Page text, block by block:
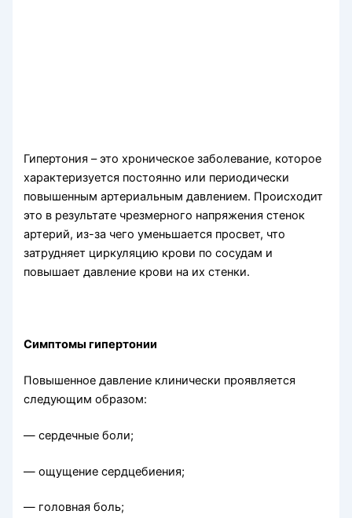
Гипертония – это хроническое заболевание, которое
характеризуется постоянно или периодически
повышенным артериальным давлением. Происходит
это в результате чрезмерного напряжения стенок
артерий, из-за чего уменьшается просвет, что
затрудняет циркуляцию крови по сосудам и
повышает давление крови на их стенки.
Симптомы гипертонии
Повышенное давление клинически проявляется
следующим образом:
— сердечные боли;
— ощущение сердцебиения;
— головная боль;